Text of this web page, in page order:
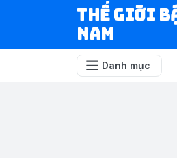
Thế Giới
Nam
Danh mục